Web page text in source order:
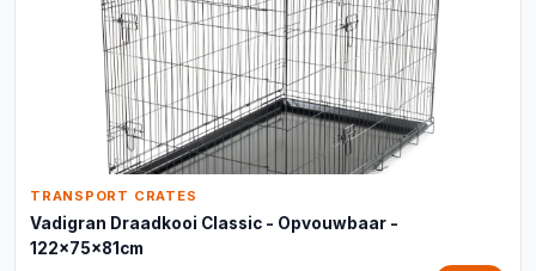
TRANSPORT CRATES
Vadigran Draadkooi Classic - Opvouwbaar -
122x75x81cm